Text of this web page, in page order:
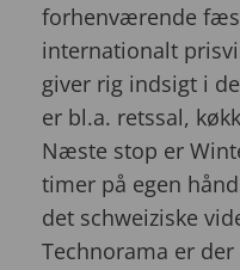
forhenværende
internationalt
giver rig indsigt i
er bl.a. retssal,
Næste stop er
timer på egen
det schweiziske
Technorama er